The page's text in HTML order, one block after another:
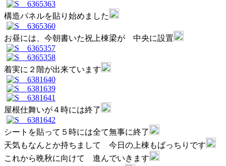
構造パネルを貼り始めました
お昼には、今朝書いた祝上棟梁が 中央に設置
着実に２階が出来ています
屋根仕舞いが４時には終了
シートを貼って５時には全て無事に終了
天気もなんとか持ちまして 今日の上棟もばっちりです
これから晩秋に向けて 進んでいきます